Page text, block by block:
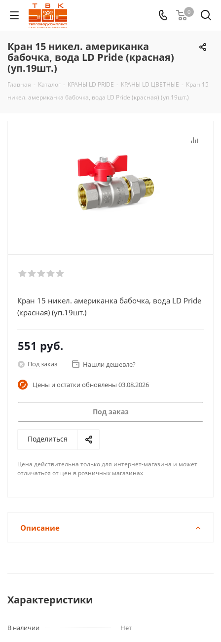
0
Кран 15 никел. американка
бабочка, вода LD Pride (красная)
(уп.19шт.)
Главная - Каталог - КРАНЫ LD PRIDE - КРАНЫ LD ЦВЕТНЫЕ - Кран 15
никел. американка бабочка, вода LD Pride (красная) (уп.19шт.)
Кран 15 никел. американка бабочка, вода LD Pride
(красная) (уп.19шт.)
551 руб.
Под заказ Нашли дешевле?
Цены и остатки обновлены 03.08.2026
Под заказ
Поделиться
Цена действительна только для интернет-магазина и может
отличаться от цен в розничных магазинах
Описание
Характеристики
В наличии Нет